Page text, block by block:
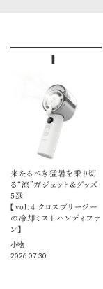
来たるべき猛暑を乗り切
る“涼”ガジェット＆グッズ
5選
【vol.４ クロスブリージー
の冷却ミストハンディファ
ン】
小物
2026.07.30